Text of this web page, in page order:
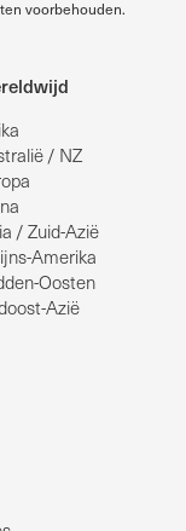
voorbehouden.
/ NZ
/ Zuid-Azië
Amerika
Oosten
Azië